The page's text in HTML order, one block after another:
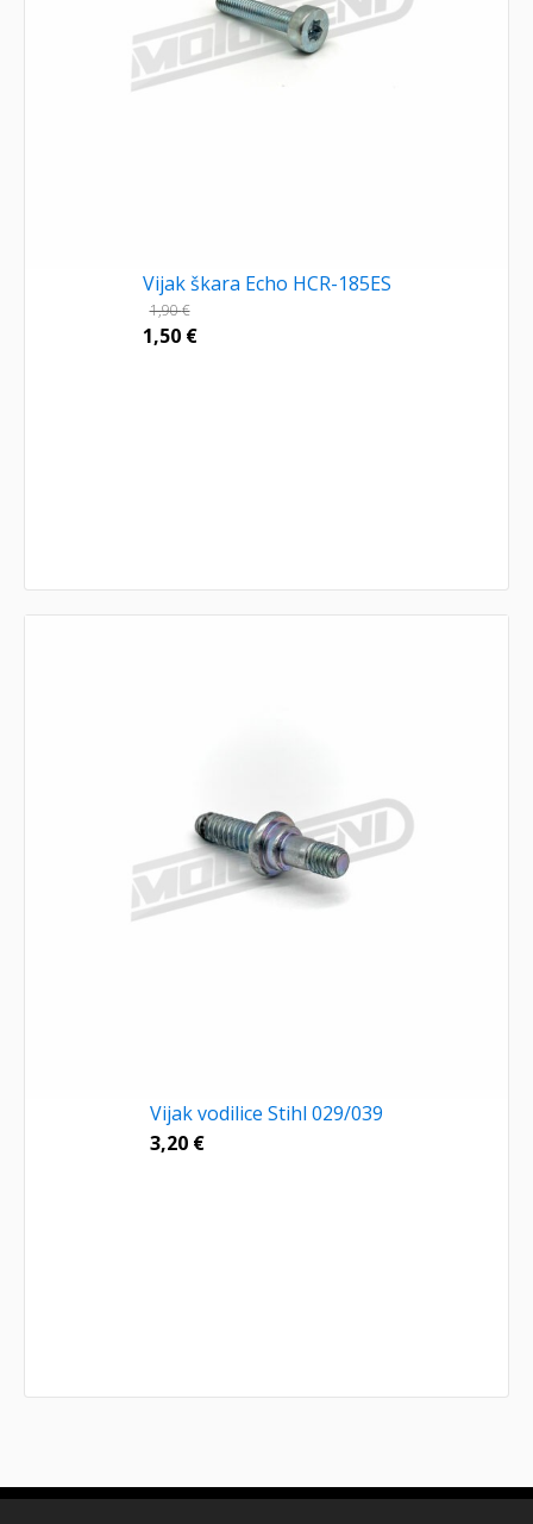
Vijak škara Echo HCR-185ES
1,90€
1,50 €
Vijak vodilice Stihl 029/039
3,20 €